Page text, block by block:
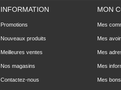
INFORMATION
Promotions
Nouveaux produits
Meilleures ventes
Nos magasins
Contactez-nous
MON
Mes
Mes
Mes
Mes
Mes